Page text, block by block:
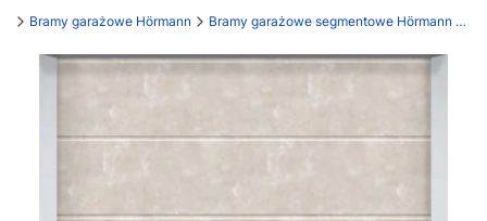
Bramy garażowe Hörmann Bramy garażowe segmentowe Hörmann LPU 42